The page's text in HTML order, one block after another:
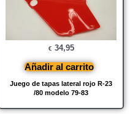
Juego de tapas lateral rojo R-23
/80 modelo 79-83
€ 34,95
Añadir al carrito